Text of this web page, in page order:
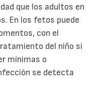
que los adultos en
En los fetos puede
con el
del niño si
mínimas o
se detecta